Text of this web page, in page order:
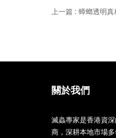
上一篇 : 蟑螂透明
關於我們
滅蟲專家是香港資
商，深耕本地市場